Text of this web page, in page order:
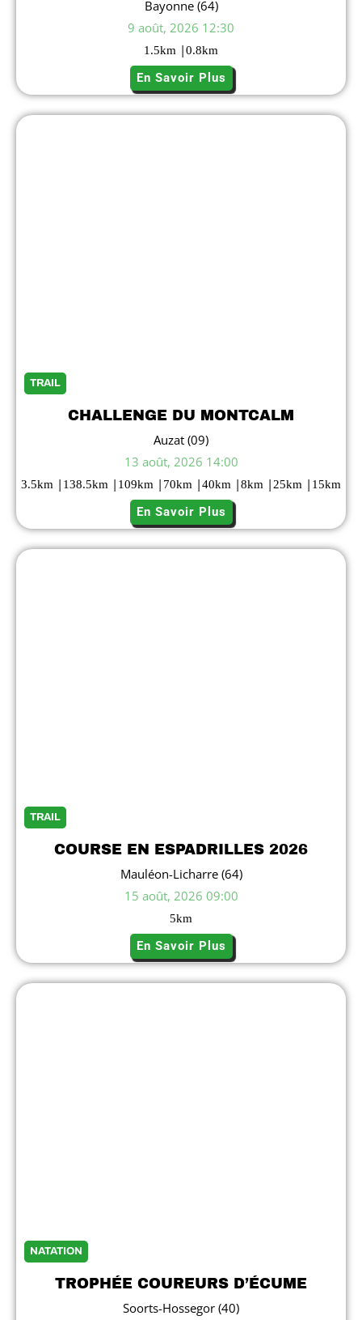
Bayonne (64)
9 août, 2026 12:30
1.5km |0.8km
En Savoir Plus
TRAIL
CHALLENGE DU MONTCALM
Auzat (09)
13 août, 2026 14:00
3.5km | 138.5km | 109km | 70km |40km |8km | 25km | 15km
En Savoir Plus
TRAIL
COURSE EN ESPADRILLES 2026
Mauléon-Licharre (64)
15 août, 2026 09:00
5km
En Savoir Plus
NATATION
TROPHÉE COUREURS D’ÉCUME
Soorts-Hossegor (40)